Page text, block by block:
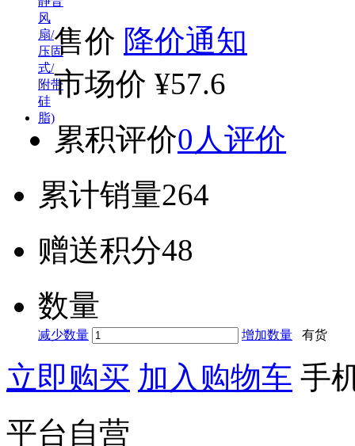
售价 降价通知
市场价 ¥57.6
累积评价0人评价
累计销量264
赠送积分48
数量
减少数量 增加数量 有货
立即购买 加入购物车 手
平台自营